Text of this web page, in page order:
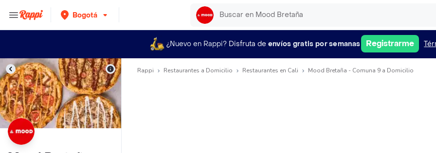
Bogotá
¿Nuevo en Rappi? Disfruta de envíos gratis por semanas Registrarme
Rappi Restaurantes a Domicilio Restaurantes en Cali Mood Bretaña - Comuna 9 a Domicilio